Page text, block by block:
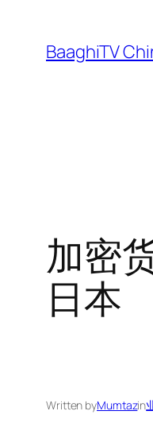
content
BaaghiTV
加密
日本
Written byMumtazin